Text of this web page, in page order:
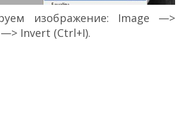
изображение: Image —>
Invert (Ctrl+I).